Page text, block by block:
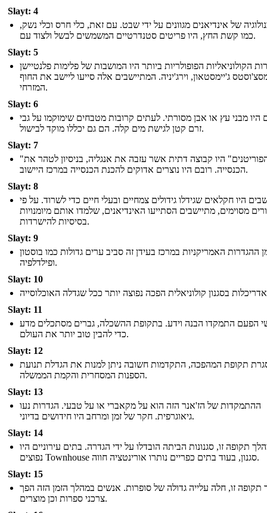
Slayt: 4
של אינדיאנים מגוונים על ידי שבט. עם זאת, כלי חרס וכלי נשק,
כמו קשת החץ, היו פריטים סטנדרטיים המשמשים לבשל ולצוד עם.
Slayt: 5
הקולוניאליות הפופולריות ביותר היו המושבות של פלימות פלנטיישן
ג'יימסטאון, וירג'יניה. המתיישבים אלה סייעו ליישב את החוף
המזרחי.
Slayt: 6
היו מבני עץ או אבן מסורתי. לעתים קרובות מטבחים שימוקמו על גבי
זרם קטן לגישת מים קלה. הם גם יכללו מוקד לבישול.
Slayt: 7
"הפוריטנים" היו קבוצה דתית אשר עזבה את אנגליה, בניסיון לטהר את
הכנסייה. רובם היו נוצרים אדוקים להכנת הכנסייה במרכז היישוב.
Slayt: 8
היו חקלאים שגידלו גידולים צמחיים ובעלי חיים כדי לשרוד. על פי
מסוימים, מתיישבים הסתייעו האינדיאנים, שלמדו אותם מיומנויות
בסיסיות להישרדות.
Slayt: 9
ההגדרות האמריקניות במרכז בעידן זה סביב ערים גדולות כמו בוסטון
ופילדלפיה.
Slayt: 10
Slayt: 11
הפעם התמקדו הבנה וידע. בתקופת ההשכלה, גברים מסתכלים מדע
כדי להבין טוב יותר את העולם.
Slayt: 12
תקופת המהפכה, התקדמות חשובה ניתן למנות את הגדלת תנועת
הספנות המסחרית והקמת הממשלה.
Slayt: 13
ההתמקדות של הז'אנר הזה הוא על מקאברי או על טבעי. הגדרות נעו
גיאוגרפית. חקר של זמן ומרחב היו חידושים בדיוני.
Slayt: 14
תקופה זו, סגנונות הביתה הובדלו על ידי הגדרה. בתים עירוניים היו
נפוצים Townhouse סגנון, בעוד בתים כפריים נותרו אורינטציה חווה.
Slayt: 15
תקופה זו, חלה עלייה גדולה של סופרות. אנשים במהלך הזמן הזה הפך
צרכני ספרות וכן מוצרים.